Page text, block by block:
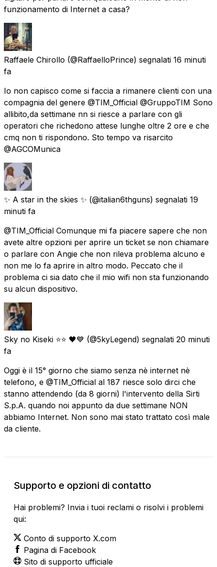
funzionamento di Internet a casa?
Raffaele Chirollo (@RaffaelloPrince) segnalati 16 minuti
fa
Io non capisco come si faccia a rimanere clienti con una
compagnia del genere @TIM_Official @GruppoTIM Sono
allibito,da settimane nn si riesce a parlare con gli
operatori che richedono attese lunghe oltre 2 ore e che
cmq non ti rispondono. Sto tempo va risarcito
@AGCOMunica
✨ A star in the skies ✨ (@italian6thguns) segnalati 19
minuti fa
@TIM_Official Comunque mi fa piacere sapere che non
avete altre opzioni per aprire un ticket se non chiamare
o parlare con Angie che non rileva problema alcuno e
non me lo fa aprire in altro modo. Peccato che il
problema ci sia dato che il mio wifi non sta funzionando
su alcun dispositivo.
Sky no Kiseki ⭐⭐ 🖤💙 (@5kyLegend) segnalati 20 minuti
fa
Oggi è il 15° giorno che siamo senza nè internet nè
telefono, e @TIM_Official al 187 riesce solo dirci che
stanno attendendo (da 8 giorni) l'intervento della Sirti
S.p.A. quando noi appunto da due settimane NON
abbiamo Internet. Non sono mai stato trattato così male
da cliente.
Supporto e opzioni di contatto
Hai problemi? Invia i tuoi reclami o risolvi i problemi
qui:
Conto di supporto X.com
Pagina di Facebook
Sito di supporto ufficiale